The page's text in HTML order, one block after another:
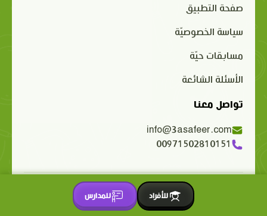
صفحة التطبيق
سياسة الخصوصيّة
مسابقات حيّة
الأسئلة الشائعة
تواصل معنا
info@3asafeer.com
00971502810151
حقوق الملكية الفكرية محفوظة 2015-2026 © 3asafeer.com
للأفراد
للمدارس